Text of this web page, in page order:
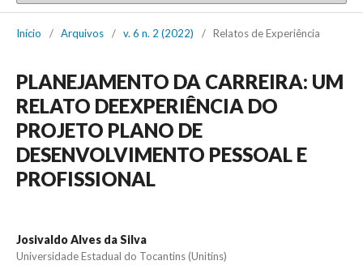
Início / Arquivos / v. 6 n. 2 (2022) / Relatos de Experiência
PLANEJAMENTO DA CARREIRA: UM
RELATO DEEXPERIÊNCIA DO
PROJETO PLANO DE
DESENVOLVIMENTO PESSOAL E
PROFISSIONAL
Josivaldo Alves da Silva
Universidade Estadual do Tocantins (Unitins)